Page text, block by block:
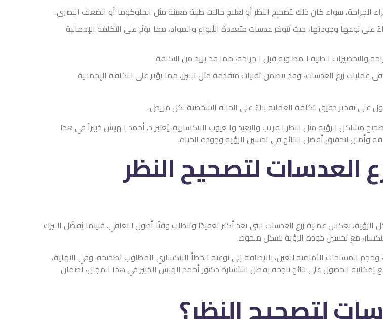
لتصحيح النظر أو لعلاج حالات طبية معينة مثل الجلوكوما أو الضعف البصري.
عدسات متعددة الأنواع والمواد، مما يؤثر على التكلفة الإجمالية
قبل الجراحة، مما قد يزيد من التكلفة.
تتضمن تقنيات متقدمة مثل الليزر، مما يؤثر على التكلفة الإجمالية
العملية بناءً على الحالة الشخصية لكل مريض.
القريب والبعيد والعيوب الانكسارية. يُعتبر د. أحمد الهبش خبيراً في هذا
في تحسين الرؤية وجودة الحياة.
لتصحيح النظر
التي تعد أكثر تعقيدًا وتتطلب وقتًا أطول للتعافي. فبينما يُفضّل الليزك
بشكل ملحوظ.
بالإضافة إلى نوعية الخطأ الانكساري المطلوب تصحيحه. وفي النهاية،
ناجحة بفضل استشارة دكتور أحمد الهبش الخبير في هذا المجال، لضمان
النظر؟